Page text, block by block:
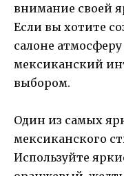
внимание своей
Если вы хотите
салоне
мексиканский
выбором.
Один из самых
мексиканского
Используйте